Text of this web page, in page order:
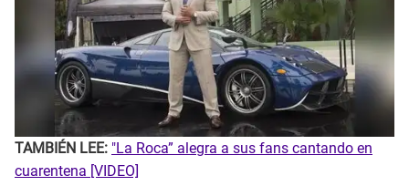
TAMBIÉN LEE: "La Roca” alegra a sus fans cantando en
cuarentena [VIDEO]